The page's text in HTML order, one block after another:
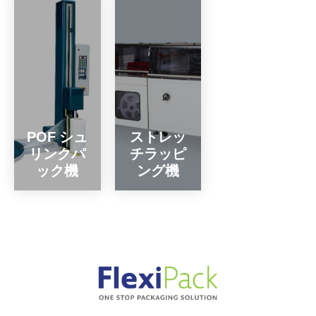
POF シュ
リンクパ
ック機
ストレッ
チラッピ
ング機